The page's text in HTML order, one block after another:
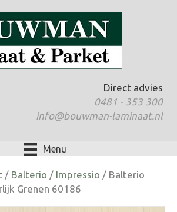
Direct advies
0481 - 353 300
info@bouwman-laminaat.nl
Menu
/ Balterio / Impressio / Balterio
Grenen 60186